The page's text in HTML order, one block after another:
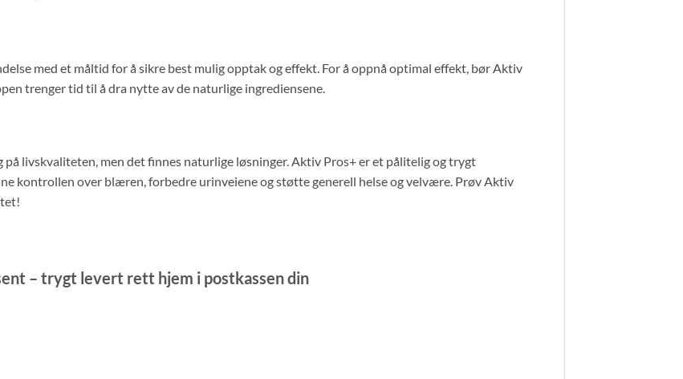
med et måltid for å sikre best mulig opptak og effekt. For å oppnå optimal effekt, bør Aktiv
trenger tid til å dra nytte av de naturlige ingrediensene.
livskvaliteten, men det finnes naturlige løsninger. Aktiv Pros+ er et pålitelig og trygt
kontrollen over blæren, forbedre urinveiene og støtte generell helse og velvære. Prøv Aktiv
– trygt levert rett hjem i postkassen din